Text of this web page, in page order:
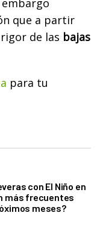
que a partir
de las bajas
para tu
con El Niño en
más frecuentes
meses?